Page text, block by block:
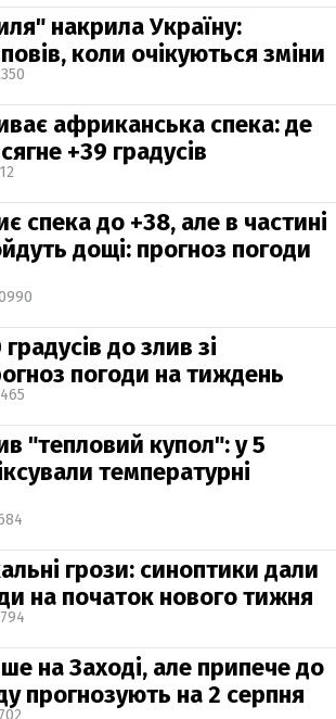
накрила Україну:
коли очікуються зміни
африканська спека: де
+39 градусів
спека до +38, але в частині
дощі: прогноз погоди
до злив зі
погоди на тиждень
"тепловий купол": у 5
температурні
грози: синоптики дали
на початок нового тижня
на Заході, але припече до
прогнозують на 2 серпня